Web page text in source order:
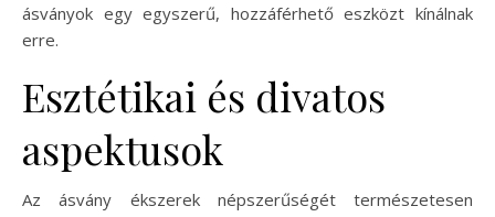
ásványok egy egyszerű, hozzáférhető eszközt kínálnak
erre.
Esztétikai és divatos
aspektusok
Az ásvány ékszerek népszerűségét természetesen